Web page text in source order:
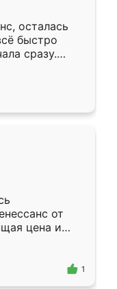
здесь.
осталась
быстро
сразу.
подошёл к
Собрали
даже
от
цена и
Приехавший
1